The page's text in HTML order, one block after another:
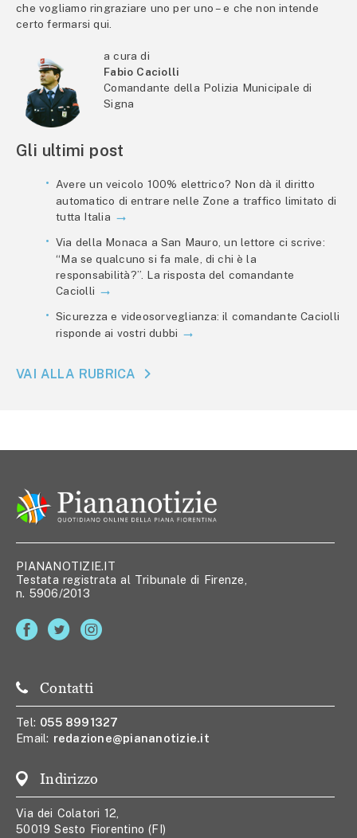
che vogliamo ringraziare uno per uno – e che non intende
certo fermarsi qui.
a cura di
Fabio Caciolli
Comandante della Polizia Municipale di
Signa
Gli ultimi post
Avere un veicolo 100% elettrico? Non dà il diritto
automatico di entrare nelle Zone a traffico limitato di
tutta Italia
Via della Monaca a San Mauro, un lettore ci scrive:
“Ma se qualcuno si fa male, di chi è la
responsabilità?”. La risposta del comandante
Caciolli
Sicurezza e videosorveglianza: il comandante Caciolli
risponde ai vostri dubbi
VAI ALLA RUBRICA
PIANANOTIZIE.IT
Testata registrata al Tribunale di Firenze,
n. 5906/2013
Contatti
Tel: 055 8991327
Email: redazione@piananotizie.it
Indirizzo
Via dei Colatori 12,
50019 Sesto Fiorentino (FI)